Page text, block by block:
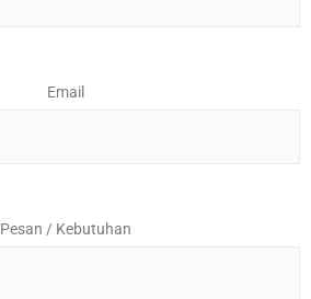
Email
Pesan / Kebutuhan